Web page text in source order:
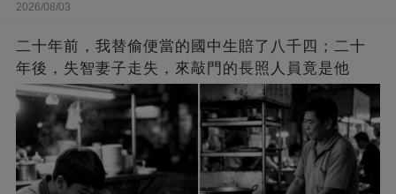
2026/08/03
二十年前，我替偷便當的國中生賠了八千四；二十
年後，失智妻子走失，來敲門的長照人員竟是他